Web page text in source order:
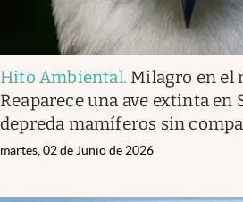
Hito Ambiental. Milagro en el
Reaparece una ave extinta en
depreda mamíferos sin
martes, 02 de Junio de 2026